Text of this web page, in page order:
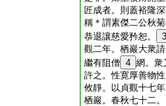
匠成者。則蓋裕隆
稱＊謂素傑二公秋
恭退讓慈愛矜恕。
3
觀二年。栖巖大衆
繼有阻僧 4 網。衆
許之。性寛厚善物
攸靜。以貞觀十七
栖巖。春秋七十二